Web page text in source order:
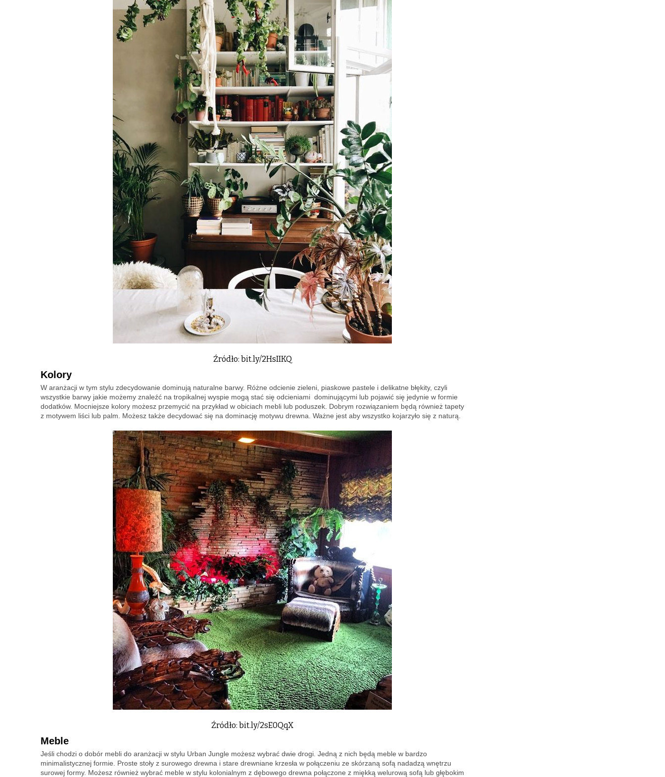
Źródło: bit.ly/2HsIIKQ
Kolory
W aranżacji w tym stylu zdecydowanie dominują naturalne barwy. Różne odcienie zieleni, piaskowe pastele i delikatne błękity, czyli
wszystkie barwy jakie możemy znaleźć na tropikalnej wyspie mogą stać się odcieniami dominującymi lub pojawić się jedynie w formie
dodatków. Mocniejsze kolory możesz przemycić na przykład w obiciach mebli lub poduszek. Dobrym rozwiązaniem będą również tapety
z motywem liści lub palm. Możesz także decydować się na dominację motywu drewna. Ważne jest aby wszystko kojarzyło się z naturą.
Źródło: bit.ly/2sE0QqX
Meble
Jeśli chodzi o dobór mebli do aranżacji w stylu Urban Jungle możesz wybrać dwie drogi. Jedną z nich będą meble w bardzo
minimalistycznej formie. Proste stoły z surowego drewna i stare drewniane krzesła w połączeniu ze skórzaną sofą nadadzą wnętrzu
surowej formy. Możesz również wybrać meble w stylu kolonialnym z dębowego drewna połączone z miękką welurową sofą lub głębokim